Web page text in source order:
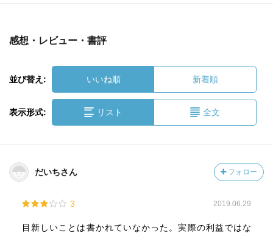
感想・レビュー・書評
並び替え: いいね順 新着順
表示形式: リスト 全文
だいちさん フォロー
3 2019.06.29
目新しいことは書かれていなかった。実際の利益ではな